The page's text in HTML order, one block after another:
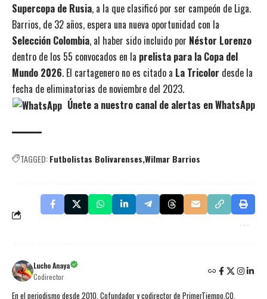
Supercopa de Rusia, a la que clasificó por ser campeón de Liga.
Barrios, de 32 años, espera una nueva oportunidad con la
Selección Colombia, al haber sido incluido por Néstor Lorenzo
dentro de los 55 convocados en la prelista para la Copa del
Mundo 2026. El cartagenero no es citado a La Tricolor desde la
fecha de eliminatorias de noviembre del 2023.
Únete a nuestro canal de alertas en WhatsApp
TAGGED:Futbolistas Bolivarenses Wilmar Barrios
Lucho Anaya
Codirector
En el periodismo desde 2010. Cofundador y codirector de PrimerTiempo.CO.